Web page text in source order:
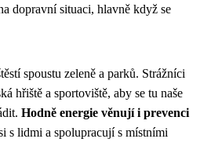
dopravní situaci, hlavně když se
spoustu zeleně a parků. Strážníci
hřiště a sportoviště, aby se tu naše
Hodně energie věnují i prevenci
s lidmi a spolupracují s místními